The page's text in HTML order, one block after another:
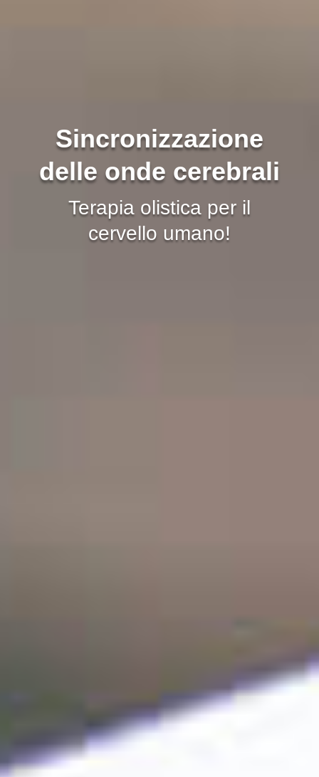
Sincronizzazione
delle onde cerebrali
Terapia olistica per il
cervello umano!